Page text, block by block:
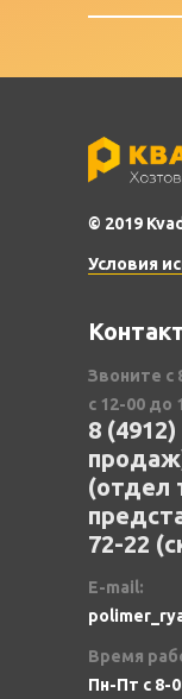
© 2019
Условия
Звоните с
с 12-00 до
8
(отдел
72-22
E-mail:
Время
Пн-Пт с 8-